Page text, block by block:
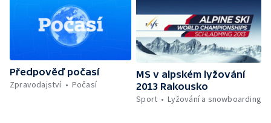
Předpověď počasí
Zpravodajství
Počasí
MS v alpském lyžování
2013 Rakousko
Sport
Lyžování a snowboarding